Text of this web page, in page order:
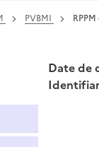
PVBMI
Date de